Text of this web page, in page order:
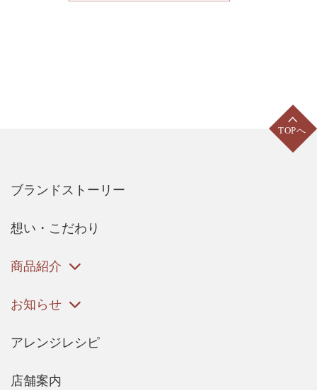
ブランドストーリー
想い・こだわり
商品紹介
お知らせ
アレンジレシピ
店舗案内